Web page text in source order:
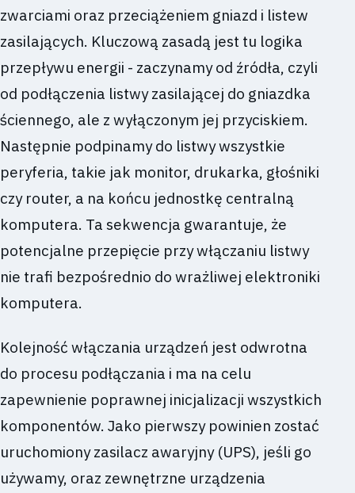
zwarciami oraz przeciążeniem gniazd i listew
zasilających. Kluczową zasadą jest tu logika
przepływu energii - zaczynamy od źródła, czyli
od podłączenia listwy zasilającej do gniazdka
ściennego, ale z wyłączonym jej przyciskiem.
Następnie podpinamy do listwy wszystkie
peryferia, takie jak monitor, drukarka, głośniki
czy router, a na końcu jednostkę centralną
komputera. Ta sekwencja gwarantuje, że
potencjalne przepięcie przy włączaniu listwy
nie trafi bezpośrednio do wrażliwej elektroniki
komputera.
Kolejność włączania urządzeń jest odwrotna
do procesu podłączania i ma na celu
zapewnienie poprawnej inicjalizacji wszystkich
komponentów. Jako pierwszy powinien zostać
uruchomiony zasilacz awaryjny (UPS), jeśli go
używamy, oraz zewnętrzne urządzenia